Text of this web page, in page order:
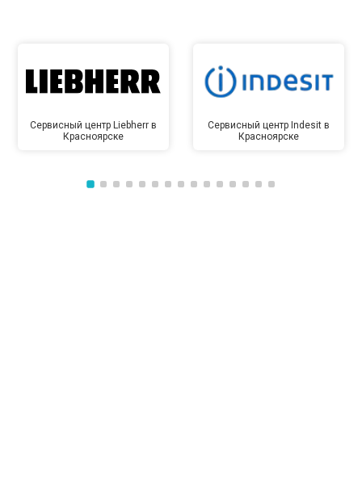
Сервисный центр Liebherr в
Красноярске
Сервисный центр Indesit в
Красноярске